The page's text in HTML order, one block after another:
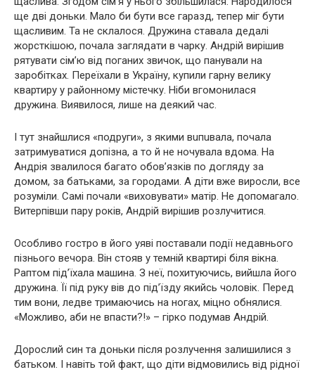
ще дві доньки. Мало би бути все гаразд, тепер міг бути
щасливим. Та не склалося. Дружина ставала дедалі
жopсткішою, почала заглядати в чарку. Андрій вирішив
рятувати сім’ю від поганих звичок, що панували на
заробітках. Переїхали в Україну, купили гарну велику
квартиру у районному містечку. Ніби вгомонилася
дружина. Виявилося, лише на деякий час.
І тут знайшлися «подруги», з якими вuпuвала, почала
затримуватися допізна, а то й не ночувала вдома. На
Андрія звалилося багато обов’язків по догляду за
домом, за батьками, за городами. А діти вже виросли, все
розуміли. Самі почали «виховувати» матір. Не допомагало.
Витерпівши пару років, Андрій вирішив розлучитися.
Особливо гостро в його уяві поставали події недавнього
пізнього вечора. Він стояв у темній квартирі біля вікна.
Раптом під’їхала машина. З неї, похитуючись, вийшла його
дружина. Її під руку вів до під’їзду якийсь чоловік. Перед
тим вони, ледве тримаючись на ногах, міцно обнялися.
«Можливо, аби не впасти?!» – гірко подумав Андрій.
Дорослий син та доньки після розлучення залишилися з
батьком. І навіть той факт, що діти відмовились від рідної